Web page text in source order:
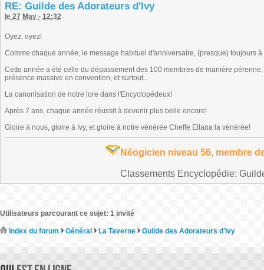
RE: Guilde des Adorateurs d'Ivy
le 27 May - 12:32
Oyez, oyez!
Comme chaque année, le message habituel d'anniversaire, (presque) toujours
Cette année a été celle du dépassement des 100 membres de manière
présence massive en convention, et surtout...
La canonisation de notre lore dans l'Encyclopédeux!
Après 7 ans, chaque année réussit à devenir plus belle encore!
Gloire à nous, gloire à Ivy, et gloire à notre vénérée Cheffe Ellana la vénérée!
Néogicien niveau 56, membre
Classements Encyclopédie:
Utilisateurs parcourant ce sujet: 1 invité
Index du forum Général La Taverne Guilde des Adorateurs d'Ivy